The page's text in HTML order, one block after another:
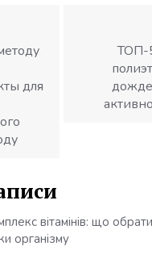
для
ТОП-
вітамінів: що
організму